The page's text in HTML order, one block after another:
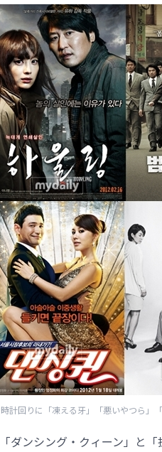
計回りに「凍える牙」「悪いやつら」
ダンシング・クィーン」と